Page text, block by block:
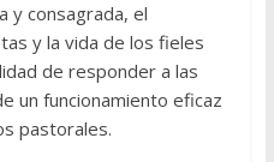
y consagrada, el
y la vida de los fieles
de responder a las
un funcionamiento eficaz
pastorales.